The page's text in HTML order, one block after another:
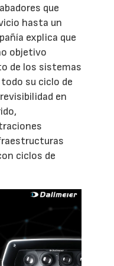
que
hasta un
explica que
objetivo
de los sistemas
su ciclo de
en
ciclos de